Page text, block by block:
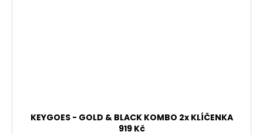
KEYGOES - GOLD & BLACK KOMBO 2x KLÍČENKA
919 Kč